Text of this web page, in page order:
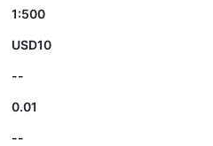
1:500
USD10
--
0.01
--